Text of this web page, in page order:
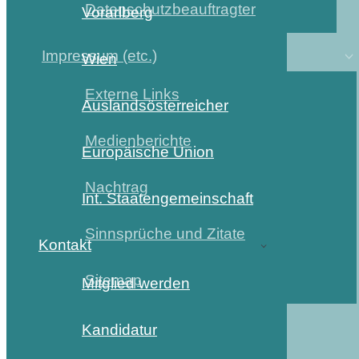
Datenschutzbeauftragter
Impressum (etc.)
Externe Links
Medienberichte
Nachtrag
Sinnsprüche und Zitate
Sitemap
Vorarlberg
Wien
Auslandsösterreicher
Europäische Union
Int. Staatengemeinschaft
Kontakt
Mitglied werden
Kandidatur